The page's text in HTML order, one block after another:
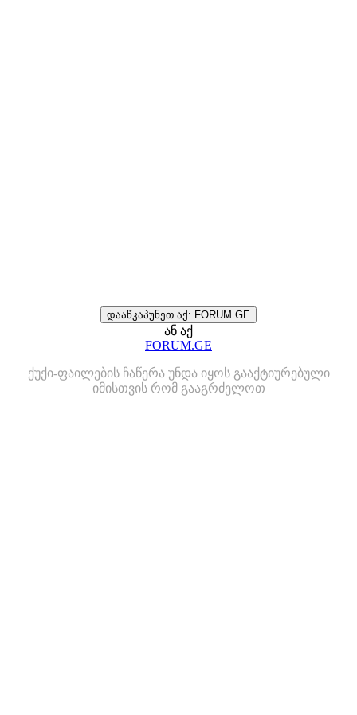
დააწკაპუნეთ აქ: FORUM.GE
ან აქ
FORUM.GE
ქუქი-ფაილების ჩაწერა უნდა იყოს გააქტიურებული
იმისთვის რომ გააგრძელოთ